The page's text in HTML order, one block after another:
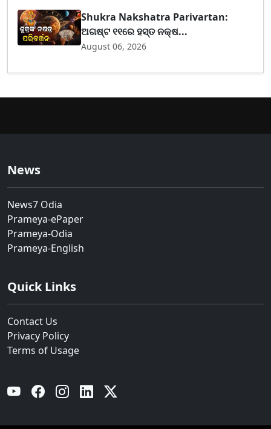
Shukra Nakshatra Parivartan:
ଅଗଷ୍ଟ ୧୧ରେ ହସ୍ତ ନକ୍ଷ...
August 06, 2026
News
News7 Odia
Prameya-ePaper
Prameya-Odia
Prameya-English
Quick Links
Contact Us
Privacy Policy
Terms of Usage
YouTube Facebook Instagram Linkedin